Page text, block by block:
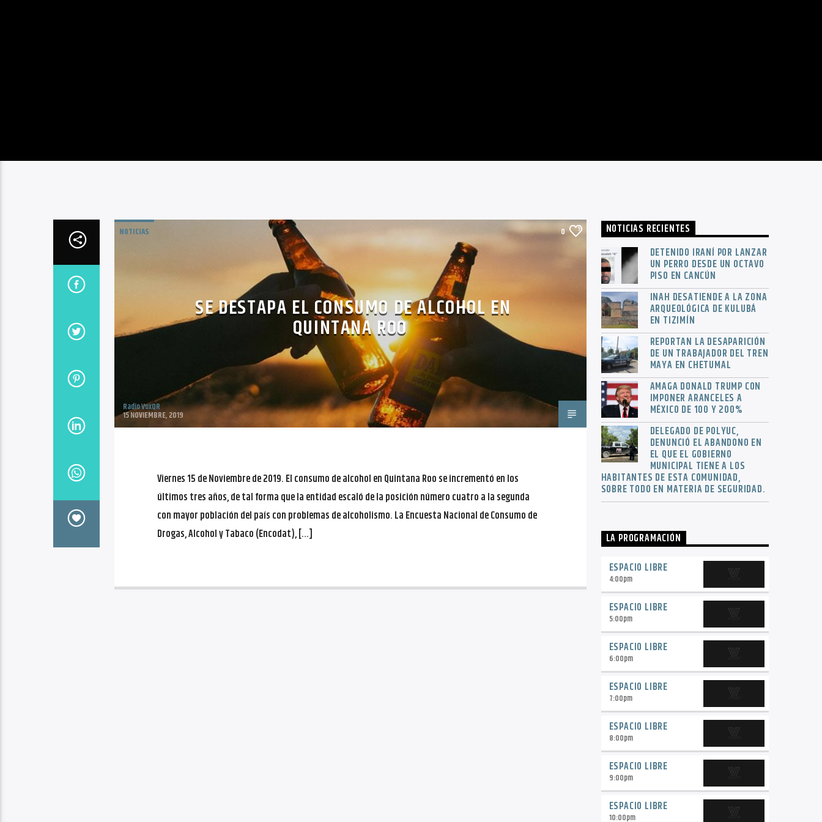
NOTICIAS 0
SE DESTAPA EL CONSUMO DE ALCOHOL EN
QUINTANA ROO
Radio VoxQR
15 NOVIEMBRE, 2019
Viernes 15 de Noviembre de 2019. El consumo de alcohol en Quintana Roo se incrementó en los
últimos tres años, de tal forma que la entidad escaló de la posición número cuatro a la segunda
con mayor población del país con problemas de alcoholismo. La Encuesta Nacional de Consumo de
Drogas, Alcohol y Tabaco (Encodat), […]
NOTICIAS RECIENTES
DETENIDO IRANÍ POR LANZAR
UN PERRO DESDE UN OCTAVO
PISO EN CANCÚN
INAH DESATIENDE A LA ZONA
ARQUEOLÓGICA DE KULUBÁ
EN TIZIMÍN
REPORTAN LA DESAPARICIÓN
DE UN TRABAJADOR DEL TREN
MAYA EN CHETUMAL
AMAGA DONALD TRUMP CON
IMPONER ARANCELES A
MÉXICO DE 100 Y 200%
DELEGADO DE POLYUC,
DENUNCIÓ EL ABANDONO EN
EL QUE EL GOBIERNO
MUNICIPAL TIENE A LOS
HABITANTES DE ESTA COMUNIDAD,
SOBRE TODO EN MATERIA DE SEGURIDAD.
LA PROGRAMACIÓN
ESPACIO LIBRE
4:00pm
ESPACIO LIBRE
5:00pm
ESPACIO LIBRE
6:00pm
ESPACIO LIBRE
7:00pm
ESPACIO LIBRE
8:00pm
ESPACIO LIBRE
9:00pm
ESPACIO LIBRE
10:00pm